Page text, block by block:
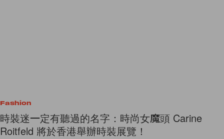
Fashion
時裝迷一定有聽過的名字：時尚女魔頭 Carine
Roitfeld 將於香港舉辦時裝展覽！